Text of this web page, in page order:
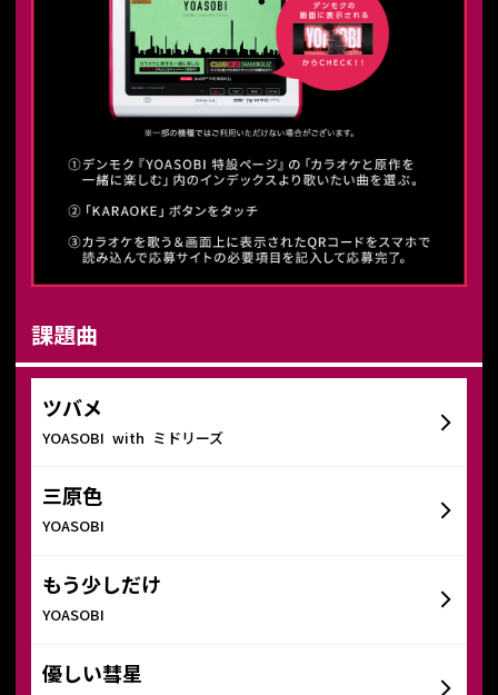
課題曲
ツバメ
YOASOBI with ミドリーズ
三原色
YOASOBI
もう少しだけ
YOASOBI
優しい彗星